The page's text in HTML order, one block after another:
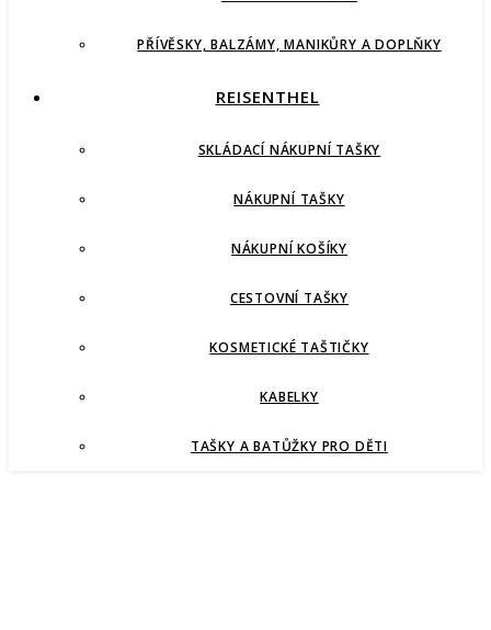
PŘÍVĚSKY, BALZÁMY, MANIKŮRY A DOPLŇKY
REISENTHEL
SKLÁDACÍ NÁKUPNÍ TAŠKY
NÁKUPNÍ TAŠKY
NÁKUPNÍ KOŠÍKY
CESTOVNÍ TAŠKY
KOSMETICKÉ TAŠTIČKY
KABELKY
TAŠKY A BATŮŽKY PRO DĚTI